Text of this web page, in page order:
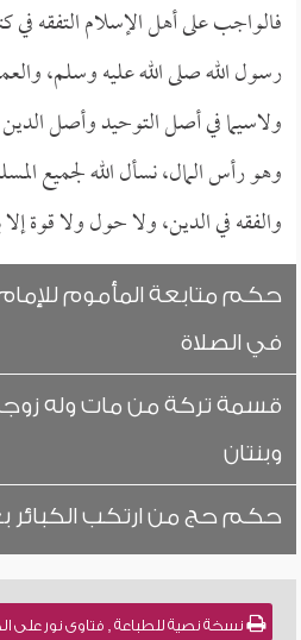
فالواجب على أهل الإسلام التفقه في
رسول الله صلى الله عليه وسلم،
ولاسيما في أصل التوحيد وأصل
وهو رأس المال، نسأل الله لجميع
والفقه في الدين، ولا حول ولا قوة إلا
حكم متابعة المأموم للإمام
في الصلاة
قسمة تركة من مات وله زوجة
وبنتان
حكم حج من ارتكب الكبائر